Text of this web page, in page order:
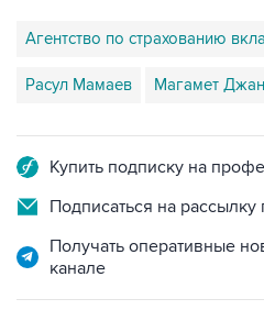
Агентство по страхованию
Расул Мамаев Магамет
Купить подписку на
Подписаться на рассылку
Получать оперативные
канале